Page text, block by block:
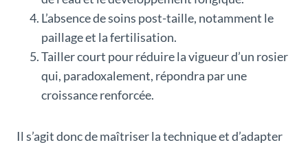
L’absence de soins post-taille, notamment le
paillage et la fertilisation.
Tailler court pour réduire la vigueur d’un rosier
qui, paradoxalement, répondra par une
croissance renforcée.
Il s’agit donc de maîtriser la technique et d’adapter